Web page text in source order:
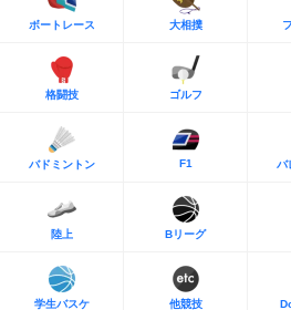
ボートレース 大相撲
格闘技 ゴルフ
バドミントン F1 バ
陸上 Bリーグ
学生バスケ 他競技